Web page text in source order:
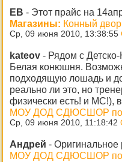
ЕВ - Этот прайс на
Магазины: Конный двор
Ср, 09 июня 2010, 13:38:55
kateov - Рядом с
Белая конюшня.
подходящую лошадь и
реально ли это, но
физически есть! и МС!),
МОУ ДОД СДЮСШОР по
Ср, 09 июня 2010, 11:18:42
Андрей -
МОУ ДОД СДЮСШОР по